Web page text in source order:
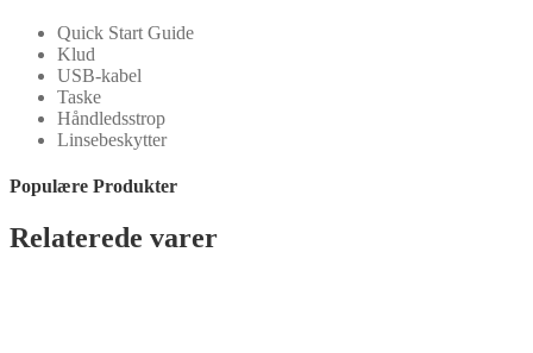
Quick Start Guide
Klud
USB-kabel
Taske
Håndledsstrop
Linsebeskytter
Populære Produkter
Relaterede varer